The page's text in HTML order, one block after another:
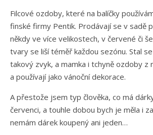
Filcové ozdoby, které na balíčky
finské firmy Pentik. Prodávají se v sadě
někdy ve více velikostech, v červené či
tvary se liší téměř každou sezónu. Stal
takový zvyk, a mamka i tchyně ozdoby z
a používají jako vánoční dekorace.
A přestože jsem typ člověka, co má
červenci, a touhle dobou bych je měla i
nemám dárek koupený ani jeden…